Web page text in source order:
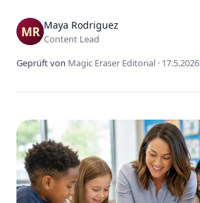
Maya Rodriguez
Content Lead
Geprüft von Magic Eraser Editorial · 17.5.2026